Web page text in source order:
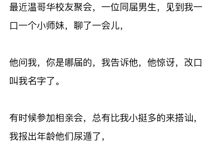
最近温哥华校友聚会，一位同届男生，见到我一
口一个小师妹，聊了一会儿，
他问我，你是哪届的，我告诉他，他惊讶，改口
叫我名字了。
有时候参加相亲会，总有比我小挺多的来搭讪，
我报出年龄他们尿遁了，